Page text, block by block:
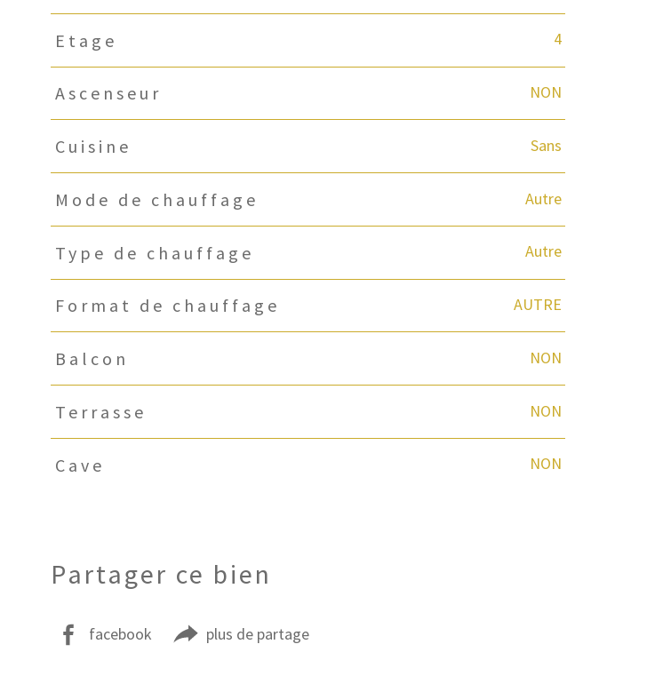
Etage 4
Ascenseur NON
Cuisine Sans
Mode de chauffage Autre
Type de chauffage Autre
Format de chauffage AUTRE
Balcon NON
Terrasse NON
Cave NON
Partager ce bien
facebook plus de partage